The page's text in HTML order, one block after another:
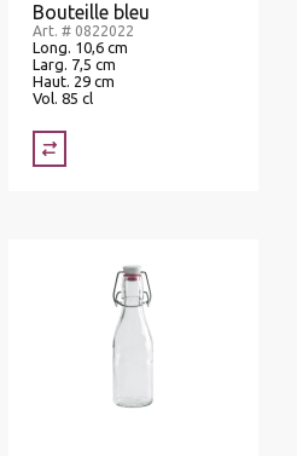
Bouteille bleu
Art. # 0822022
Long. 10,6 cm
Larg. 7,5 cm
Haut. 29 cm
Vol. 85 cl